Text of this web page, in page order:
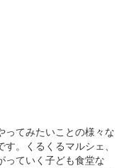
ってみたいことの様々な
。くるくるマルシェ、
っていく子ども食堂な